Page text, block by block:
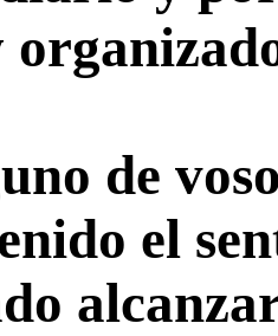
de
el